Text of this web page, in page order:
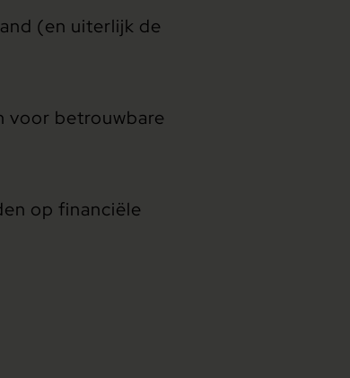
(en uiterlijk de
voor betrouwbare
op financiële